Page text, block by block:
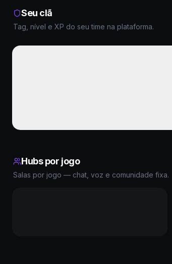
Seu clã
Tag, nível e XP do seu time na plataforma.
Hubs por jogo
Salas por jogo — chat, voz e comunidade fixa.